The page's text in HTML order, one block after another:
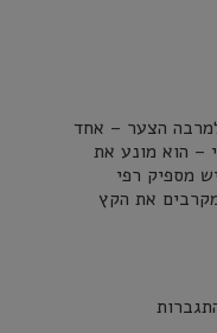
הצער – אחד
– הוא מונע את
מספיק רפי
את הקץ